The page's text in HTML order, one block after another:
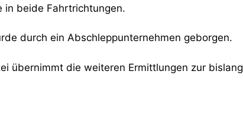
in beide Fahrtrichtungen.
durch ein Abschleppunternehmen geborgen.
übernimmt die weiteren Ermittlungen zur bislang